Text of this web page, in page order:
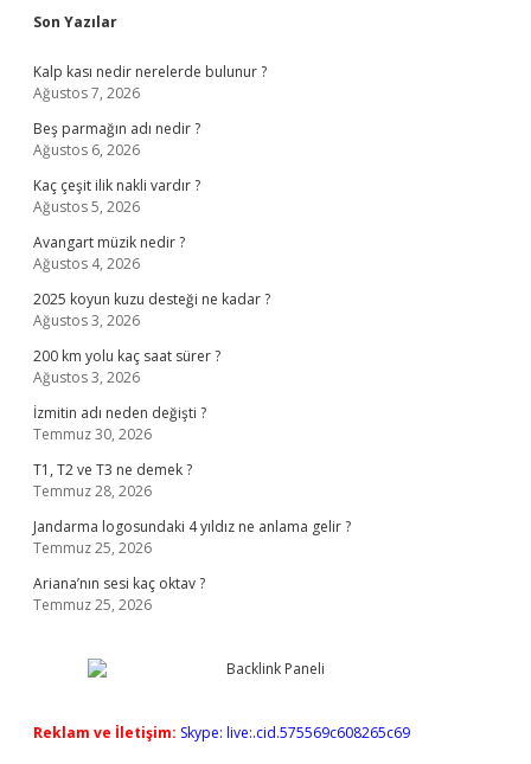
Sidebar
Son Yazılar
Kalp kası nedir nerelerde bulunur ?
Ağustos 7, 2026
Beş parmağın adı nedir ?
Ağustos 6, 2026
Kaç çeşit ilik nakli vardır ?
Ağustos 5, 2026
Avangart müzik nedir ?
Ağustos 4, 2026
2025 koyun kuzu desteği ne kadar ?
Ağustos 3, 2026
200 km yolu kaç saat sürer ?
Ağustos 3, 2026
İzmitin adı neden değişti ?
Temmuz 30, 2026
T1, T2 ve T3 ne demek ?
Temmuz 28, 2026
Jandarma logosundaki 4 yıldız ne anlama gelir ?
Temmuz 25, 2026
Ariana’nın sesi kaç oktav ?
Temmuz 25, 2026
Reklam ve İletişim: Skype: live:.cid.575569c608265c69